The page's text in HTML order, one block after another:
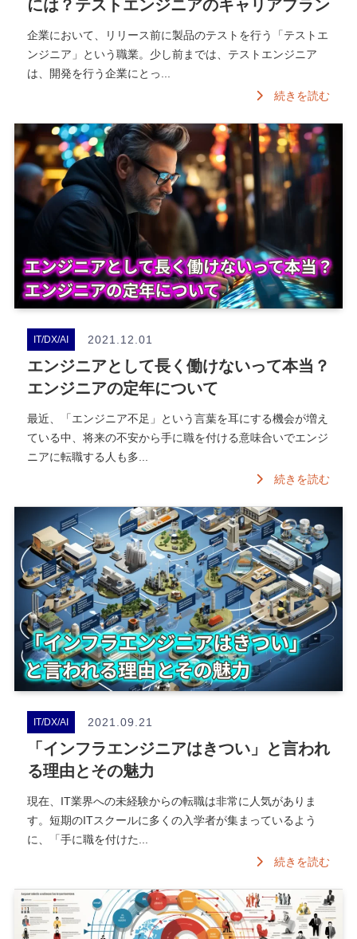
には？テストエンジニアのキャリアプラン
企業において、リリース前に製品のテストを行う「テストエ
ンジニア」という職業。少し前までは、テストエンジニア
は、開発を行う企業にとっ...
続きを読む
IT/DX/AI 2021.12.01
エンジニアとして長く働けないって本当？
エンジニアの定年について
最近、「エンジニア不足」という言葉を耳にする機会が増え
ている中、将来の不安から手に職を付ける意味合いでエンジ
ニアに転職する人も多...
続きを読む
IT/DX/AI 2021.09.21
「インフラエンジニアはきつい」と言われ
る理由とその魅力
現在、IT業界への未経験からの転職は非常に人気がありま
す。短期のITスクールに多くの入学者が集まっているよう
に、「手に職を付けた...
続きを読む